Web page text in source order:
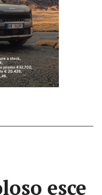
esce